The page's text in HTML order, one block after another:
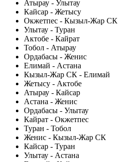
Атырау - Улытау
Кайсар - Жетысу
Окжетпес - Кызыл-Жар СК
Улытау - Туран
Актобе - Кайрат
Тобол - Атырау
Ордабасы - Женис
Елимай - Астана
Кызыл-Жар СК - Елимай
Жетысу - Актобе
Атырау - Кайсар
Астана - Женис
Ордабасы - Улытау
Кайрат - Окжетпес
Туран - Тобол
Женис - Кызыл-Жар СК
Кайсар - Туран
Улытау - Астана